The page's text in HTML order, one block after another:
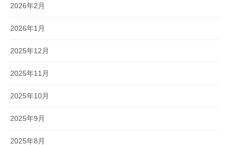
2026年2月
2026年1月
2025年12月
2025年11月
2025年10月
2025年9月
2025年8月